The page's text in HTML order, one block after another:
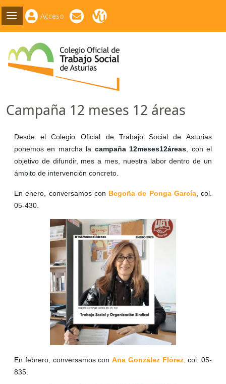
Acceso
Campaña 12 meses 12 áreas
Desde el Colegio Oficial de Trabajo Social de Asturias
ponemos en marcha la campaña 12meses12áreas , con el
objetivo de difundir, mes a mes, nuestra labor dentro de un
ámbito de intervención concreto.
En enero, conversamos con Begoña de Ponga García, col.
05-430.
En febrero, conversamos con Ana González Flórez, col. 05-
835.